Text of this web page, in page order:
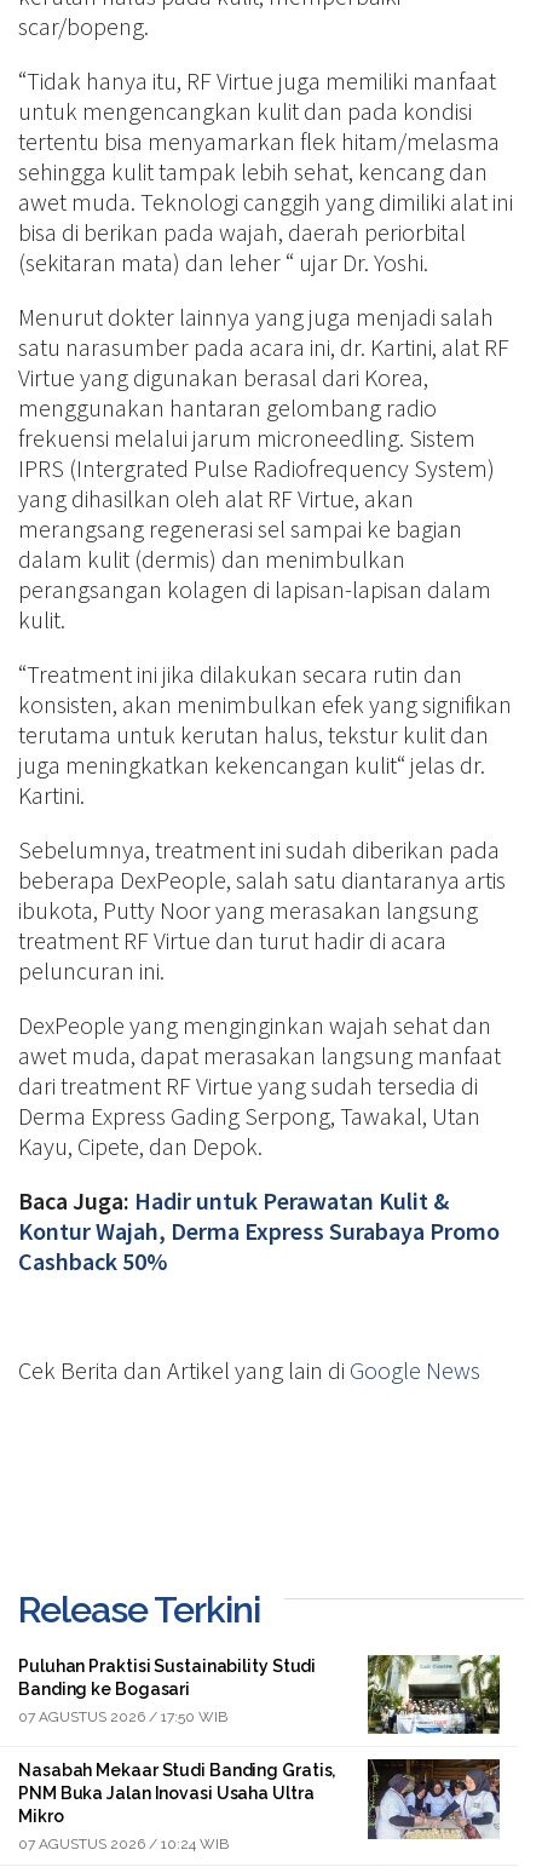
scar/bopeng.
“Tidak hanya itu, RF Virtue juga memiliki manfaat
untuk mengencangkan kulit dan pada kondisi
tertentu bisa menyamarkan flek hitam/melasma
sehingga kulit tampak lebih sehat, kencang dan
awet muda. Teknologi canggih yang dimiliki alat ini
bisa di berikan pada wajah, daerah periorbital
(sekitaran mata) dan leher “ ujar Dr. Yoshi.
Menurut dokter lainnya yang juga menjadi salah
satu narasumber pada acara ini, dr. Kartini, alat RF
Virtue yang digunakan berasal dari Korea,
menggunakan hantaran gelombang radio
frekuensi melalui jarum microneedling. Sistem
IPRS (Intergrated Pulse Radiofrequency System)
yang dihasilkan oleh alat RF Virtue, akan
merangsang regenerasi sel sampai ke bagian
dalam kulit (dermis) dan menimbulkan
perangsangan kolagen di lapisan-lapisan dalam
kulit.
“Treatment ini jika dilakukan secara rutin dan
konsisten, akan menimbulkan efek yang signifikan
terutama untuk kerutan halus, tekstur kulit dan
juga meningkatkan kekencangan kulit“ jelas dr.
Kartini.
Sebelumnya, treatment ini sudah diberikan pada
beberapa DexPeople, salah satu diantaranya artis
ibukota, Putty Noor yang merasakan langsung
treatment RF Virtue dan turut hadir di acara
peluncuran ini.
DexPeople yang menginginkan wajah sehat dan
awet muda, dapat merasakan langsung manfaat
dari treatment RF Virtue yang sudah tersedia di
Derma Express Gading Serpong, Tawakal, Utan
Kayu, Cipete, dan Depok.
Baca Juga: Hadir untuk Perawatan Kulit &
Kontur Wajah, Derma Express Surabaya Promo
Cashback 50%
Cek Berita dan Artikel yang lain di Google News
Release Terkini
Puluhan Praktisi Sustainability Studi
Banding ke Bogasari
07 AGUSTUS 2026 / 17:50 WIB
Nasabah Mekaar Studi Banding Gratis,
PNM Buka Jalan Inovasi Usaha Ultra
Mikro
07 AGUSTUS 2026 / 10:24 WIB